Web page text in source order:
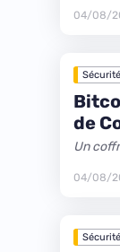
04/08/
Sécurité
de
Un
04/08/
Sécurité